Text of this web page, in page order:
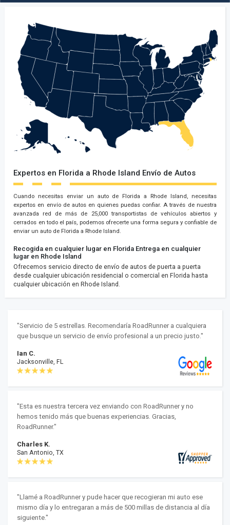
Expertos en Florida a Rhode Island Envío de Autos
Cuando necesitas enviar un auto de Florida a Rhode Island, necesitas
expertos en envío de autos en quienes puedas confiar. A través de nuestra
avanzada red de más de 25,000 transportistas de vehículos abiertos y
cerrados en todo el país, podemos ofrecerte una forma segura y confiable de
enviar un auto de Florida a Rhode Island.
Recogida en cualquier lugar en Florida Entrega en cualquier
lugar en Rhode Island
Ofrecemos servicio directo de envío de autos de puerta a puerta
desde cualquier ubicación residencial o comercial en Florida hasta
cualquier ubicación en Rhode Island.
"Servicio de 5 estrellas. Recomendaría RoadRunner a cualquiera
que busque un servicio de envío profesional a un precio justo."
Ian C.
Jacksonville, FL
"Esta es nuestra tercera vez enviando con RoadRunner y no
hemos tenido más que buenas experiencias. Gracias,
RoadRunner."
Charles K.
San Antonio, TX
"Llamé a RoadRunner y pude hacer que recogieran mi auto ese
mismo día y lo entregaran a más de 500 millas de distancia al día
siguiente."